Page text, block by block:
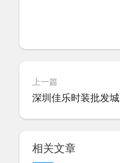
上一篇
深圳佳乐时装批发城
相关文章